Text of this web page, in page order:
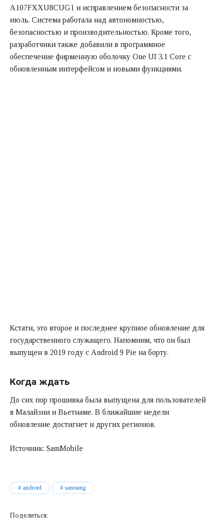
A107FXXU8CUG1 и исправлением безопасности за
июль. Система работала над автономностью,
безопасностью и производительностью. Кроме того,
разработчики также добавили в программное
обеспечение фирменную оболочку One UI 3.1 Core с
обновленным интерфейсом и новыми функциями.
Кстати, это второе и последнее крупное обновление для
государственного служащего. Напомним, что он был
выпущен в 2019 году с Android 9 Pie на борту.
Когда ждать
До сих пор прошивка была выпущена для пользователей
в Малайзии и Вьетнаме. В ближайшие недели
обновление достигнет и других регионов.
Источник: SamMobile
android samsung
Поделиться: